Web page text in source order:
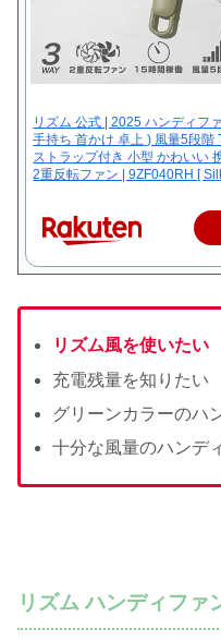
リズム 公式 | 2025 ハンディフ
手持ち 首かけ 卓上 ) 風量5段階
ストラップ付き 小型 かわいい
2重反転ファン | 9ZF040RH [
リズム風を使いたい
充電残量を知りたい
グリーンカラーのハ
十分な風量のハンデ
リズム ハンディファ